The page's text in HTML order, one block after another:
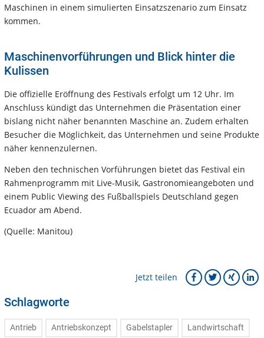
Maschinen in einem simulierten Einsatzszenario zum Einsatz
kommen.
Maschinenvorführungen und Blick hinter die
Kulissen
Die offizielle Eröffnung des Festivals erfolgt um 12 Uhr. Im
Anschluss kündigt das Unternehmen die Präsentation einer
bislang nicht näher benannten Maschine an. Zudem erhalten
Besucher die Möglichkeit, das Unternehmen und seine Produkte
näher kennenzulernen.
Neben den technischen Vorführungen bietet das Festival ein
Rahmenprogramm mit Live-Musik, Gastronomieangeboten und
einem Public Viewing des Fußballspiels Deutschland gegen
Ecuador am Abend.
(Quelle: Manitou)
Jetzt teilen
Schlagworte
Antrieb Antriebskonzept Gabelstapler Landwirtschaft